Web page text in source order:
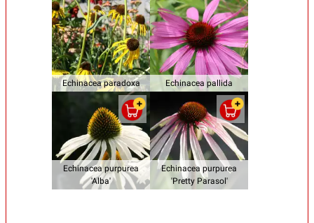
Echinacea paradoxa Echinacea pallida
Echinacea purpurea
'Alba'
Echinacea purpurea
'Pretty Parasol'